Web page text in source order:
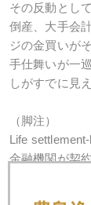
その反動とし
倒産、大手会
ジの金買いが
手仕舞いが一
しがすでに見え
（脚注）
Life
金融機関が契